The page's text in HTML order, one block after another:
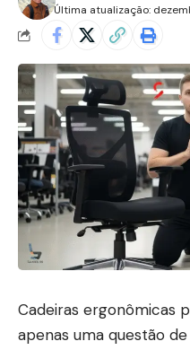
Última atualização:
Cadeiras ergonômicas
apenas uma questão